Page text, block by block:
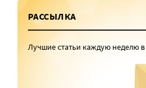
РАССЫЛКА
Лучшие статьи каждую неделю